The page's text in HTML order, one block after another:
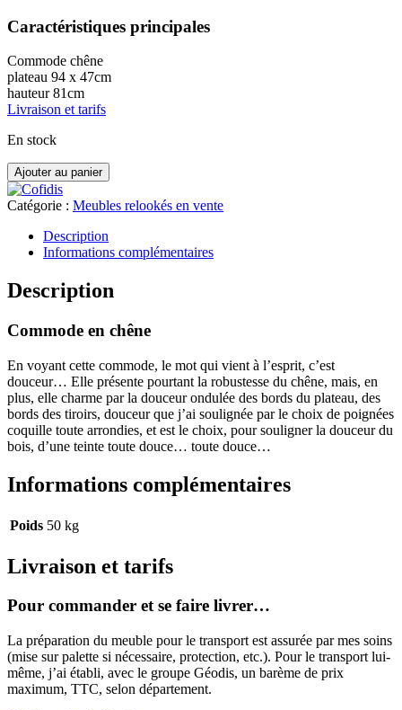
Caractéristiques principales
Commode chêne
plateau 94 x 47cm
hauteur 81cm
Livraison et tarifs
En stock
quantité
de
Douce
commode
Ajouter au panier
Catégorie : Meubles relookés en vente
Description
Informations complémentaires
Description
Commode en chêne
En voyant cette commode, le mot qui vient à l’esprit, c’est
douceur… Elle présente pourtant la robustesse du chêne, mais, en
plus, elle charme par la douceur ondulée des bords du plateau, des
bords des tiroirs, douceur que j’ai soulignée par le choix de poignées
coquille toute arrondies, et est le choix, pour souligner la douceur du
bois, d’une teinte toute douce… toute douce…
Informations complémentaires
Poids 50 kg
Livraison et tarifs
Pour commander et se faire livrer…
La préparation du meuble pour le transport est assurée par mes soins
(mise sur palette si nécessaire, protection, etc.). Pour le transport lui-
même, j’ai établi, avec le groupe Géodis, un barème de prix
maximum, TTC, selon département.